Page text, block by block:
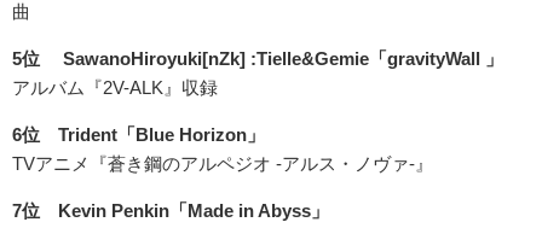
曲
5位 SawanoHiroyuki[nZk] :Tielle&Gemie「gravityWall 」
アルバム『2V-ALK』収録
6位 Trident「Blue Horizon」
TVアニメ『蒼き鋼のアルペジオ ‐アルス・ノヴァ‐』
7位 Kevin Penkin「Made in Abyss」